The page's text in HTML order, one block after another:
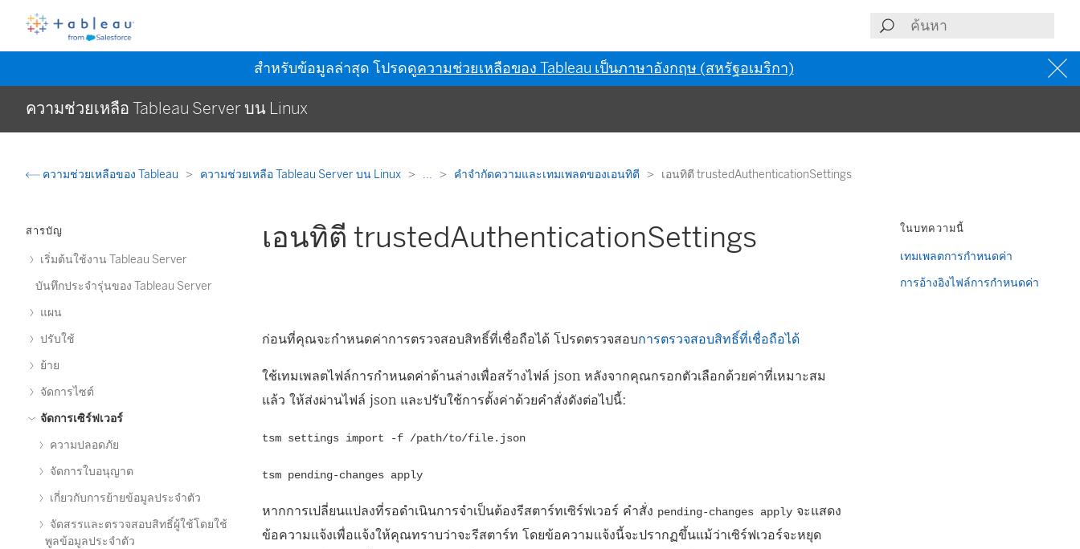
สำหรับข้อมูลล่าสุด โปรดดูความช่วยเหลือของ Tableau เป็นภาษาอังกฤษ (สหรัฐอเมริกา)
ความช่วยเหลือ Tableau Server บน Linux
ความช่วยเหลือของ Tableau ความช่วยเหลือ Tableau Server บน Linux ... คำจำกัดความและเทมเพลตของเอนทิตี เอนทิตี trustedAuthenticationSettings
สารบัญ
เริ่มต้นใช้งาน Tableau Server
บันทึกประจำรุ่นของ Tableau Server
แผน
ปรับใช้
ย้าย
จัดการไซต์
จัดการเซิร์ฟเวอร์
ความปลอดภัย
จัดการใบอนุญาต
เกี่ยวกับการย้ายข้อมูลประจำตัว
จัดสรรและตรวจสอบสิทธิ์ผู้ใช้โดยใช้
พูลข้อมูลประจำตัว
เอนทิตี trustedAuthenticationSettings
ก่อนที่คุณจะกำหนดค่าการตรวจสอบสิทธิ์ที่เชื่อถือได้ โปรดตรวจสอบการตรวจสอบสิทธิ์ที่เชื่อถือได้
ใช้เทมเพลตไฟล์การกำหนดค่าด้านล่างเพื่อสร้างไฟล์ json หลังจากคุณกรอกตัวเลือกด้วยค่าที่เหมาะสม
แล้ว ให้ส่งผ่านไฟล์ json และปรับใช้การตั้งค่าด้วยคำสั่งดังต่อไปนี้:
tsm settings import -f /path/to/file.json
tsm pending-changes apply
หากการเปลี่ยนแปลงที่รอดำเนินการจำเป็นต้องรีสตาร์ทเซิร์ฟเวอร์ คำสั่ง pending-changes apply จะแสดง
ข้อความแจ้งเพื่อแจ้งให้คุณทราบว่าจะรีสตาร์ท โดยข้อความแจ้งนี้จะปรากฏขึ้นแม้ว่าเซิร์ฟเวอร์จะหยุด
ในบทความนี้
เทมเพลตการกำหนดค่า
การอ้างอิงไฟล์การกำหนดค่า